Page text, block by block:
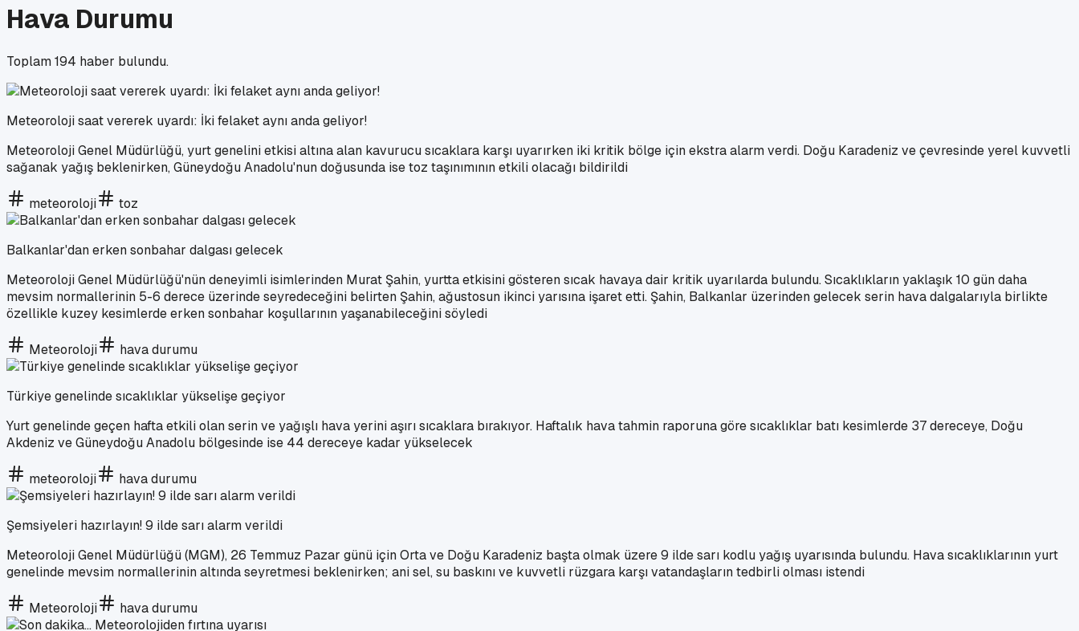
Hava Durumu
Toplam194 haber bulundu.
Meteoroloji saat vererek uyardı: İki felaket aynı anda geliyor!
Meteoroloji Genel Müdürlüğü, yurt genelini etkisi altına alan kavurucu sıcaklara karşı uyarırken iki kritik bölge için ekstra alarm verdi. Doğu Karadeniz ve çevresinde yerel kuvvetli
sağanak yağış beklenirken, Güneydoğu Anadolu'nun doğusunda ise toz taşınımının etkili olacağı bildirildi
meteoroloji toz
Balkanlar'dan erken sonbahar dalgası gelecek
Meteoroloji Genel Müdürlüğü'nün deneyimli isimlerinden Murat Şahin, yurtta etkisini gösteren sıcak havaya dair kritik uyarılarda bulundu. Sıcaklıkların yaklaşık 10 gün daha
mevsim normallerinin 5-6 derece üzerinde seyredeceğini belirten Şahin, ağustosun ikinci yarısına işaret etti. Şahin, Balkanlar üzerinden gelecek serin hava dalgalarıyla birlikte
özellikle kuzey kesimlerde erken sonbahar koşullarının yaşanabileceğini söyledi
Meteoroloji hava durumu
Türkiye genelinde sıcaklıklar yükselişe geçiyor
Yurt genelinde geçen hafta etkili olan serin ve yağışlı hava yerini aşırı sıcaklara bırakıyor. Haftalık hava tahmin raporuna göre sıcaklıklar batı kesimlerde 37 dereceye, Doğu
Akdeniz ve Güneydoğu Anadolu bölgesinde ise 44 dereceye kadar yükselecek
meteoroloji hava durumu
Şemsiyeleri hazırlayın! 9 ilde sarı alarm verildi
Meteoroloji Genel Müdürlüğü (MGM), 26 Temmuz Pazar günü için Orta ve Doğu Karadeniz başta olmak üzere 9 ilde sarı kodlu yağış uyarısında bulundu. Hava sıcaklıklarının yurt
genelinde mevsim normallerinin altında seyretmesi beklenirken; ani sel, su baskını ve kuvvetli rüzgara karşı vatandaşların tedbirli olması istendi
Meteoroloji hava durumu